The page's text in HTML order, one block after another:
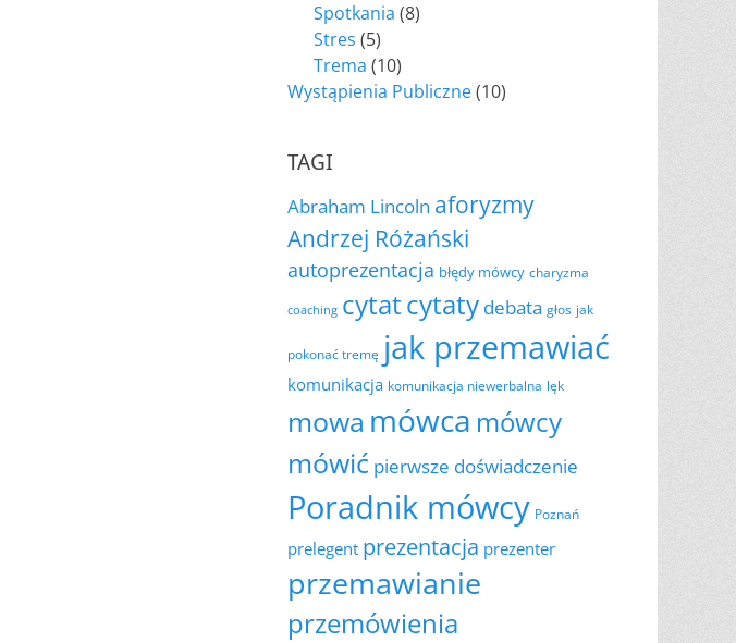
Spotkania (8)
Stres (5)
Trema (10)
Wystąpienia Publiczne(10)
TAGI
Abraham Lincoln aforyzmy
Andrzej Różański
autoprezentacja błędy mówcy charyzma
coaching cytatcytaty debata głos jak
pokonać tremę jak przemawiać
komunikacja komunikacja niewerbalna lęk
mowa mówca mówcy
mówić pierwsze doświadczenie
Poradnik mówcy Poznań
prelegent prezentacja prezenter
przemawianie
przemówienia